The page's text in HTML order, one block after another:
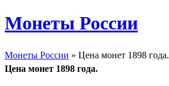
Монеты России
Монеты России » Цена монет 1898 года.
Цена монет 1898 года.